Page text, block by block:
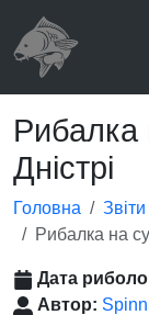
Рибалка
Дністрі
Головна
Рибалка на
Дата
Автор: